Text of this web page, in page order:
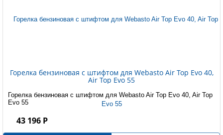
Горелка бензиновая с штифтом для Webasto Air Top Evo 40,
Air Top Evo 55
Горелка бензиновая с штифтом для Webasto Air Top Evo 40, Air Top
Evo 55
43 196 Р